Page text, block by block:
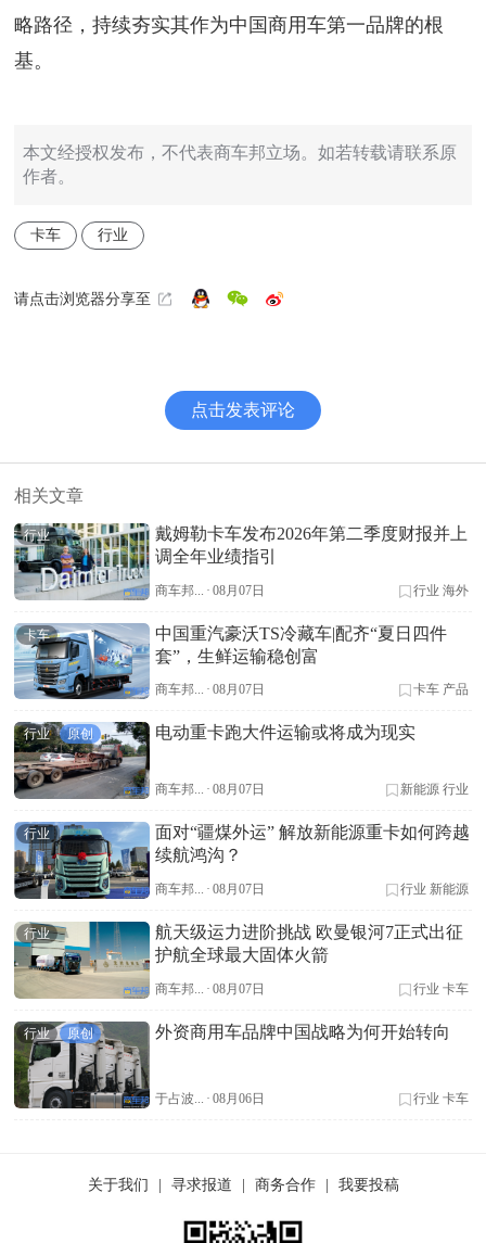
略路径，持续夯实其作为中国商用车第一品牌的根
基。
本文经授权发布，不代表商车邦立场。如若转载请联系原
作者。
卡车 行业
请点击浏览器分享至
点击发表评论
相关文章
行业
戴姆勒卡车发布2026年第二季度财报并上
调全年业绩指引
商车邦... · 08月07日 行业 海外
卡车
中国重汽豪沃TS冷藏车|配齐“夏日四件
套”，生鲜运输稳创富
商车邦... · 08月07日 卡车 产品
行业 原创 电动重卡跑大件运输或将成为现实
商车邦... · 08月07日 新能源 行业
行业
面对“疆煤外运” 解放新能源重卡如何跨越
续航鸿沟？
商车邦... · 08月07日 行业 新能源
行业
航天级运力进阶挑战 欧曼银河7正式出征
护航全球最大固体火箭
商车邦... · 08月07日 行业 卡车
行业 原创 外资商用车品牌中国战略为何开始转向
于占波... · 08月06日 行业 卡车
关于我们 | 寻求报道 | 商务合作 | 我要投稿